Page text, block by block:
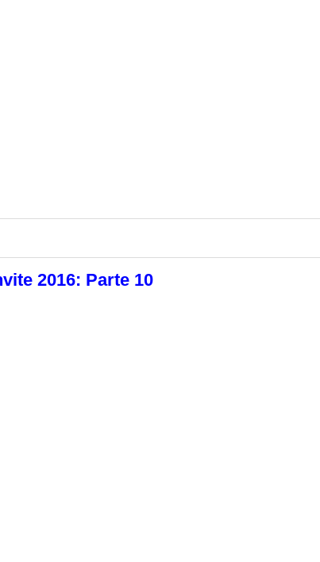
2016: Parte 10